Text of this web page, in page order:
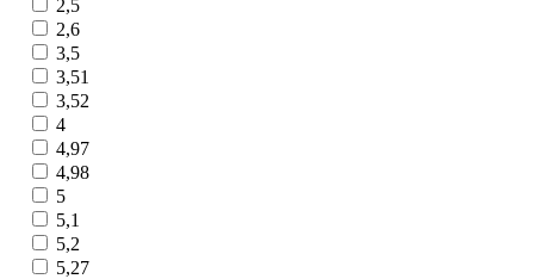
2,5
2,6
3,5
3,51
3,52
4
4,97
4,98
5
5,1
5,2
5,27